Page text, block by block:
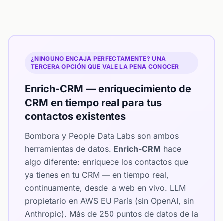
¿NINGUNO ENCAJA PERFECTAMENTE? UNA
TERCERA OPCIÓN QUE VALE LA PENA CONOCER
Enrich-CRM — enriquecimiento de
CRM en tiempo real para tus
contactos existentes
Bombora y People Data Labs son ambos
herramientas de datos. Enrich-CRM hace
algo diferente: enriquece los contactos que
ya tienes en tu CRM — en tiempo real,
continuamente, desde la web en vivo. LLM
propietario en AWS EU París (sin OpenAI, sin
Anthropic). Más de 250 puntos de datos de la